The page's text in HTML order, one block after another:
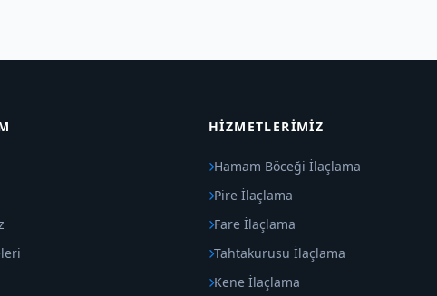
HIZMETLERIMIZ
Hamam Böceği İlaçlama
Pire İlaçlama
Fare İlaçlama
Tahtakurusu İlaçlama
Kene İlaçlama